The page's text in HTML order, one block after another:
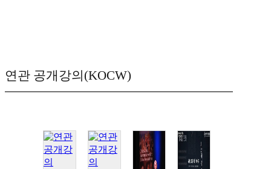
연관 공개강의(KOCW)